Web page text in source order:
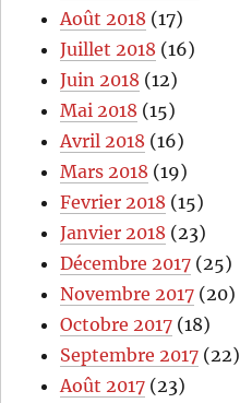
Août 2018 (17)
Juillet 2018 (16)
Juin 2018 (12)
Mai 2018 (15)
Avril 2018 (16)
Mars 2018 (19)
Fevrier 2018 (15)
Janvier 2018 (23)
Décembre 2017 (25)
Novembre 2017 (20)
Octobre 2017 (18)
Septembre 2017 (22)
Août 2017 (23)